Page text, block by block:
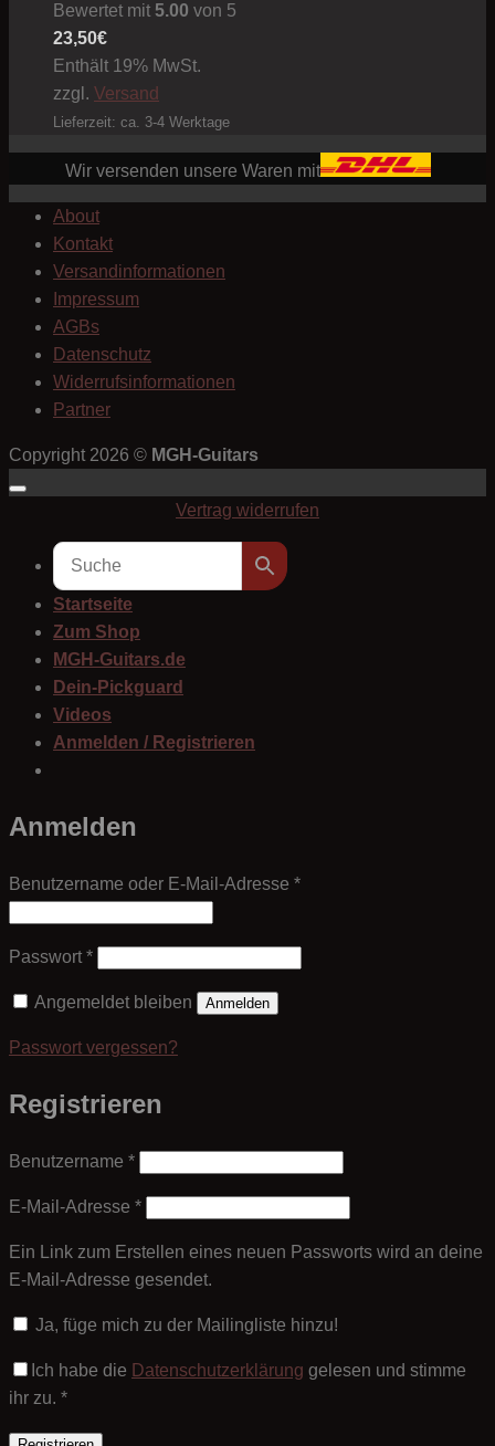
Bewertet mit 5.00 von 5
23,50€
Enthält 19% MwSt.
zzgl. Versand
Lieferzeit: ca. 3-4 Werktage
Wir versenden unsere Waren mit
About
Kontakt
Versandinformationen
Impressum
AGBs
Datenschutz
Widerrufsinformationen
Partner
Copyright 2026 © MGH-Guitars
Vertrag widerrufen
Startseite
Zum Shop
MGH-Guitars.de
Dein-Pickguard
Videos
Anmelden / Registrieren
Anmelden
Benutzername oder E-Mail-Adresse *Erforderlich
Passwort *Erforderlich
Angemeldet bleiben Anmelden
Passwort vergessen?
Registrieren
Benutzername *Erforderlich
E-Mail-Adresse *Erforderlich
Ein Link zum Erstellen eines neuen Passworts wird an deine
E-Mail-Adresse gesendet.
Ja, füge mich zu der Mailingliste hinzu!
Ich habe die Datenschutzerklärung gelesen und stimme
ihr zu. *